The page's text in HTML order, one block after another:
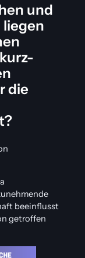
und
liegen
die
beeinflusst
getroffen